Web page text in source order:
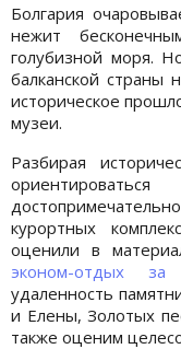
Болгария
нежит
голубизной моря.
балканской страны
историческое
музеи.
Разбирая
курортных
оценили в
эконом-отдых за
удаленность
и Елены, Золотых
также оценим